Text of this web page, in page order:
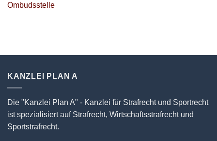
Ombudsstelle
KANZLEI PLAN A
Die "Kanzlei Plan A" - Kanzlei für Strafrecht und Sportrecht
ist spezialisiert auf Strafrecht, Wirtschaftsstrafrecht und
Sportstrafrecht.